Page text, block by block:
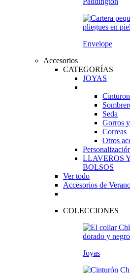
Envelope
Accesorios
CATEGORÍAS
JOYAS
Seda
Gorros
Correas
Otros
LLAVEROS
BOLSOS
Ver todo
Accesorios de
COLECCIONES
Joyas